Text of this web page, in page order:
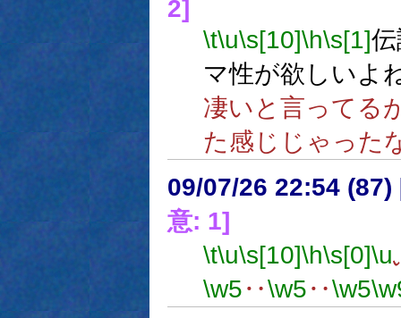
2]
\t\u\s[10]\h\s[1]
マ性が欲しいよ
凄いと言ってる
た感じじゃった
09/07/26 22:54 (87)
意: 1]
\t\u\s[10]\h\s[0]\u
\w5‥\w5‥\w5